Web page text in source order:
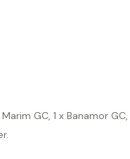
GC, 1 x Banamor